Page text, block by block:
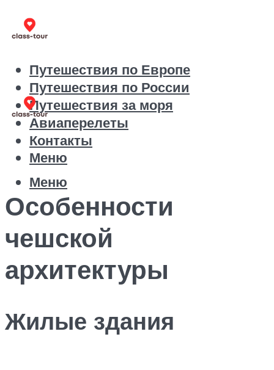
Путешествия по Европе
Путешествия по России
Путешествия за моря
Авиаперелеты
Контакты
Меню
Меню
Особенности
чешской
архитектуры
Жилые здания